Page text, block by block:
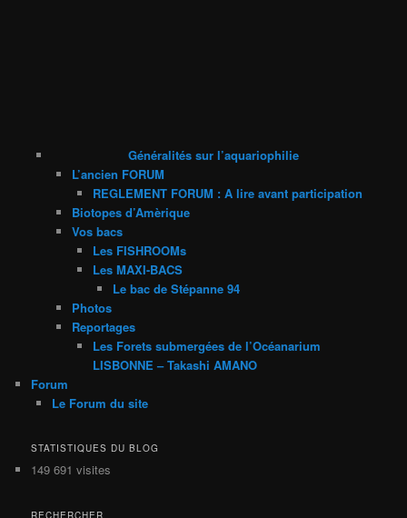
Généralités sur l’aquariophilie
L’ancien FORUM
REGLEMENT FORUM : A lire avant participation
Biotopes d’Amèrique
Vos bacs
Les FISHROOMs
Les MAXI-BACS
Le bac de Stépanne 94
Photos
Reportages
Les Forets submergées de l’Océanarium
LISBONNE – Takashi AMANO
Forum
Le Forum du site
STATISTIQUES DU BLOG
149 691 visites
RECHERCHER